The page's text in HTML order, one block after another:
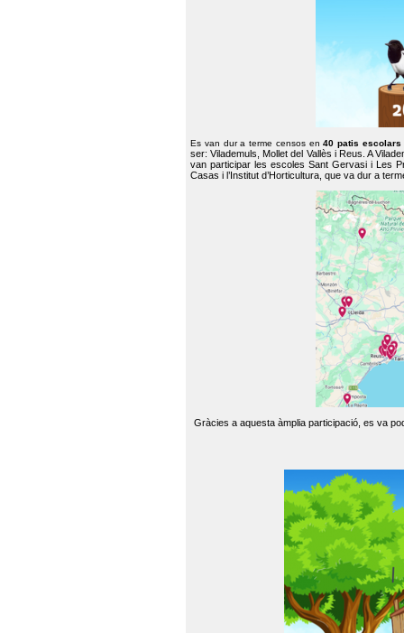
Es van dur a terme censos en40 patis escolars
ser: Vilademuls, Mollet del Vallès i Reus. A
van participar les escoles Sant Gervasi i Les
Casas i l’Institut d’Horticultura, que va dur a
Gràcies a aquesta àmplia participació, es va